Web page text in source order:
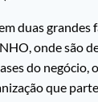
duas grandes
onde são
do negócio,
que